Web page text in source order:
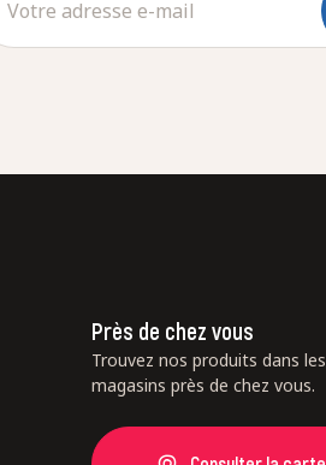
Près de chez vous
Trouvez nos produits dans les
magasins près de chez vous.